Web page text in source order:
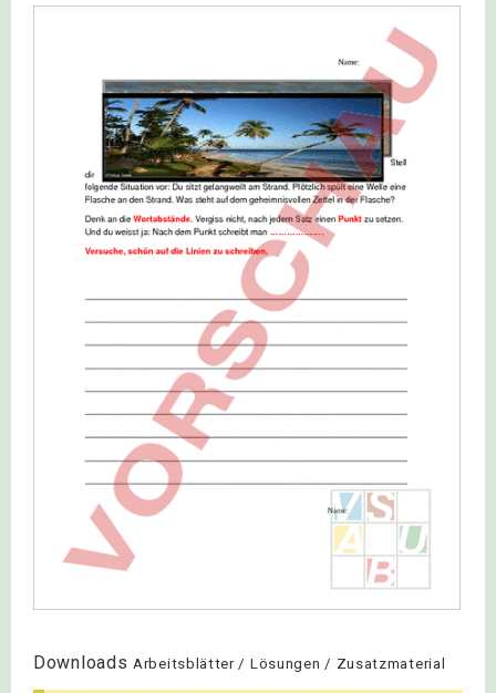
Downloads Arbeitsblätter / Lösungen / Zusatzmaterial